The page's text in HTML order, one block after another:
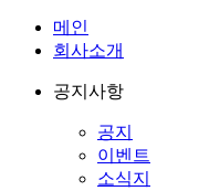
메인
회사소개
공지사항
공지
이벤트
소식지